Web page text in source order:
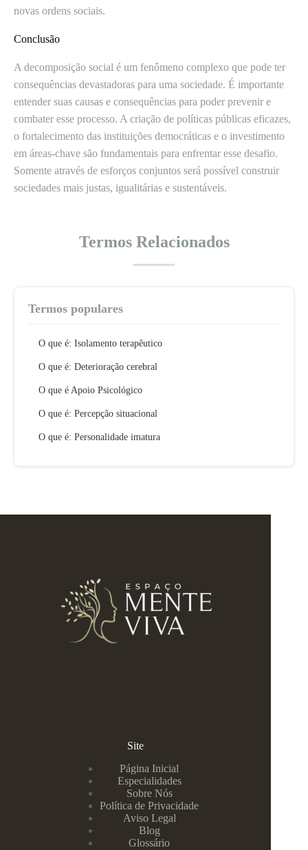
novas ordens sociais.
Conclusão
A decomposição social é um fenômeno complexo que pode ter
consequências devastadoras para uma sociedade. É importante
entender suas causas e consequências para poder prevenir e
combater esse processo. A criação de políticas públicas eficazes,
o fortalecimento das instituições democráticas e o investimento
em áreas-chave são fundamentais para enfrentar esse desafio.
Somente através de esforços conjuntos será possível construir
sociedades mais justas, igualitárias e sustentáveis.
Termos Relacionados
Termos populares
O que é: Isolamento terapêutico
O que é: Deterioração cerebral
O que é Apoio Psicológico
O que é: Percepção situacional
O que é: Personalidade imatura
Site
Página Inicial
Especialidades
Sobre Nós
Política de Privacidade
Aviso Legal
Blog
Glossário